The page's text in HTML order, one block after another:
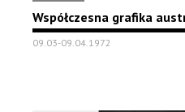
Współczesna grafika
09.03-09.04.1972